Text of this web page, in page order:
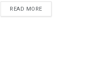
READ MOREDETAILS